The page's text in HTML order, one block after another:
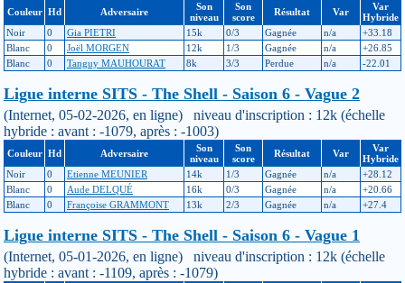
Couleur Hd Adversaire
Son
niveau
Son
score
Résultat Var
Var
Hybride
Noir
0 Gia PIETRI 15k 0/3 Gagnée n/a
+33.18
Blanc
0 Joël MORGEN 12k 1/3 Gagnée n/a
+26.85
Blanc
0 Tanguy MAUHOURAT 8k 3/3 Perdue n/a -22.01
Ligue interne SITS - The Shell - Saison 6 - Vague 2
(Internet, 05-02-2026, en ligne) niveau d'inscription : 12k (échelle
hybride : avant : -1079, après : -1003)
Couleur Hd Adversaire
Son
niveau
Son
score
Résultat Var
Var
Hybride
Noir
0 Etienne MEUNIER 14k 1/3 Gagnée n/a
+28.12
Blanc
0 Aude DELQUÉ 16k 0/3 Gagnée n/a
+20.66
Blanc
0 Françoise GRAMMONT 13k 2/3 Gagnée n/a +27.4
Ligue interne SITS - The Shell - Saison 6 - Vague 1
(Internet, 05-01-2026, en ligne) niveau d'inscription : 12k (échelle
hybride : avant : -1109, après : -1079)